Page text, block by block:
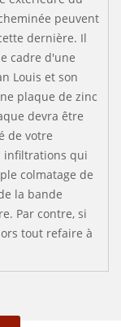
peuvent
dernière. Il
cadre d'une
Louis et son
plaque de zinc
devra être
de votre
infiltrations qui
colmatage de
la bande
Par contre, si
tout refaire à